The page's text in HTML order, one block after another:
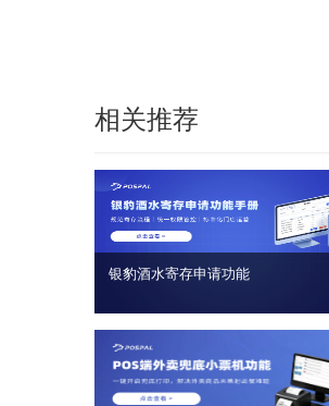
相关推荐
银豹酒水寄存申请功能